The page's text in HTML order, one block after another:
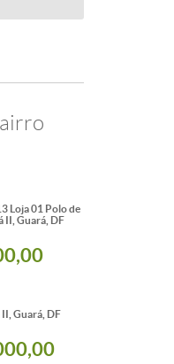
Loja 01 Polo de
II, Guará, DF
Guará, DF